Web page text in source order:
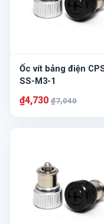
Ốc vít bảng điện
SS-M3-1
₫4,730 ₫7,040